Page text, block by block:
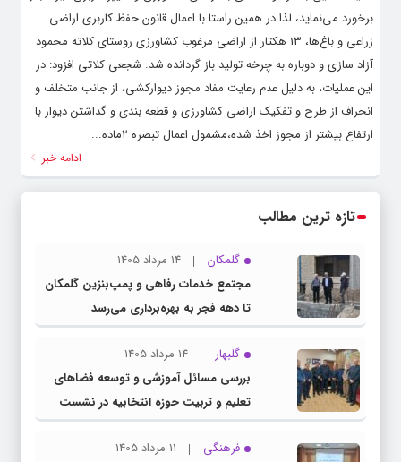
برخورد می‌نماید، لذا در همین راستا با اعمال قانون حفظ کاربری اراضی
زراعی و باغ‌ها، 13 هکتار از اراضی مرغوب کشاورزی روستای کلاته محمود
آزاد سازی و دوباره به چرخه تولید باز گردانده شد. شجعی کلاتی افزود: در
این عملیات، به دلیل عدم رعایت مفاد مجوز دیوارکشی، از جانب متخلف و
انحراف از طرح و تفکیک اراضی کشاورزی و قطعه بندی و گذاشتن دیوار با
ارتفاع بیشتر از مجوز اخذ شده،مشمول اعمال تبصره ۲ماده...
ادامه خبر
تازه ترین مطالب
گلمکان
14 مرداد 1405
مجتمع خدمات رفاهی و پمپ‌بنزین گلمکان
تا دهه فجر به بهره‌برداری می‌رسد
گلبهار
14 مرداد 1405
بررسی مسائل آموزشی و توسعه فضاهای
تعلیم و تربیت حوزه انتخابیه در نشست
مشترک عضو کمیسیون آموزش مجلس با
مدیرکل آموزش و پرورش خراسان رضوی
فرهنگی
11 مرداد 1405